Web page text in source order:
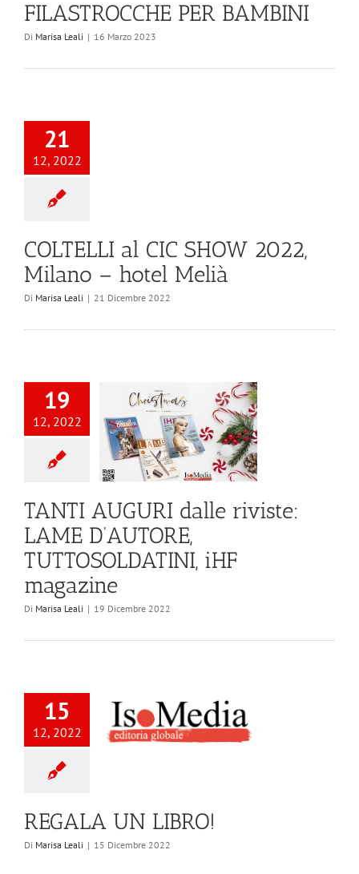
FILASTROCCHE PER BAMBINI
Di Marisa Leali | 16 Marzo 2023
21
12, 2022
COLTELLI al CIC SHOW 2022,
Milano – hotel Melià
Di Marisa Leali | 21 Dicembre 2022
19
12, 2022
TANTI AUGURI dalle riviste:
LAME D’AUTORE,
TUTTOSOLDATINI, iHF
magazine
Di Marisa Leali | 19 Dicembre 2022
15
12, 2022
REGALA UN LIBRO!
Di Marisa Leali | 15 Dicembre 2022